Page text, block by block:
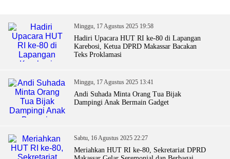
Minggu, 17 Agustus 2025 19:58
Hadiri Upacara HUT RI ke-80 di Lapangan
Karebosi, Ketua DPRD Makassar Bacakan
Teks Proklamasi
Minggu, 17 Agustus 2025 13:41
Andi Suhada Minta Orang Tua Bijak
Dampingi Anak Bermain Gadget
Sabtu, 16 Agustus 2025 22:27
Meriahkan HUT RI ke-80, Sekretariat DPRD